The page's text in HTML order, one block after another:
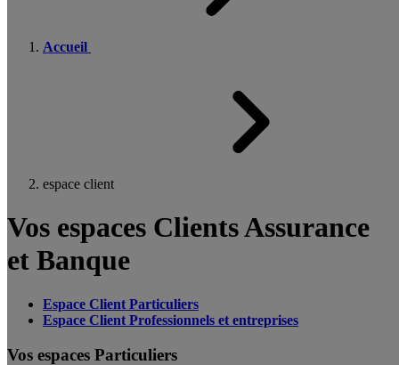
Accueil
espace client
Vos espaces Clients Assurance
et Banque
Espace Client Particuliers
Espace Client Professionnels et entreprises
Vos espaces Particuliers